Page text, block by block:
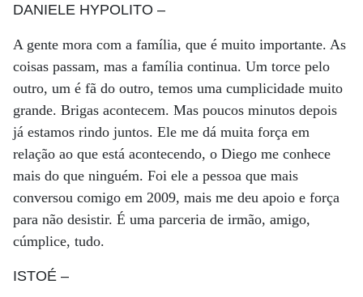
DANIELE HYPOLITO –
A gente mora com a família, que é muito importante. As
coisas passam, mas a família continua. Um torce pelo
outro, um é fã do outro, temos uma cumplicidade muito
grande. Brigas acontecem. Mas poucos minutos depois
já estamos rindo juntos. Ele me dá muita força em
relação ao que está acontecendo, o Diego me conhece
mais do que ninguém. Foi ele a pessoa que mais
conversou comigo em 2009, mais me deu apoio e força
para não desistir. É uma parceria de irmão, amigo,
cúmplice, tudo.
ISTOÉ –